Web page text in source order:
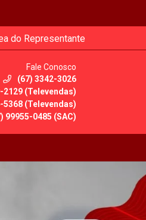
do Representante
Fale Conosco
(67) 3342-3026
2129 (Televendas)
5368 (Televendas)
99955-0485 (SAC)